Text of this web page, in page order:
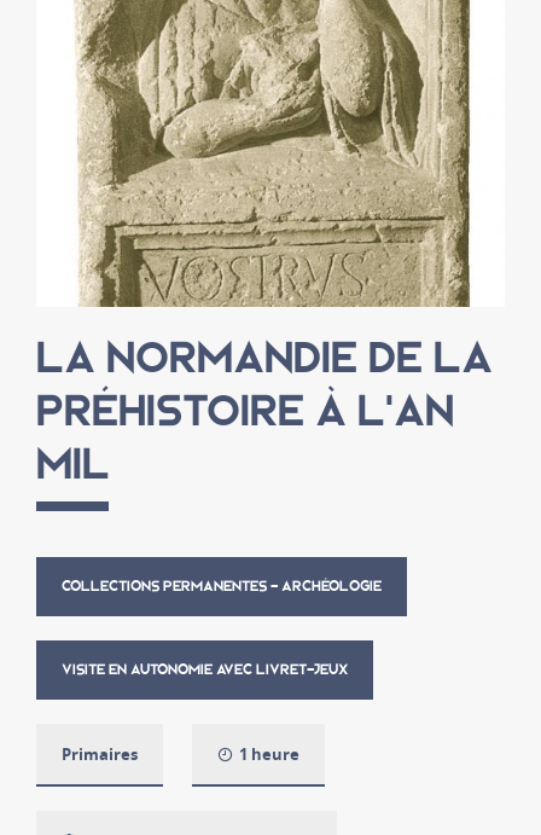
LA NORMANDIE DE LA
PRÉHISTOIRE À L'AN
MIL
COLLECTIONS PERMANENTES - ARCHÉOLOGIE
VISITE EN AUTONOMIE AVEC LIVRET-JEUX
Primaires 1 heure